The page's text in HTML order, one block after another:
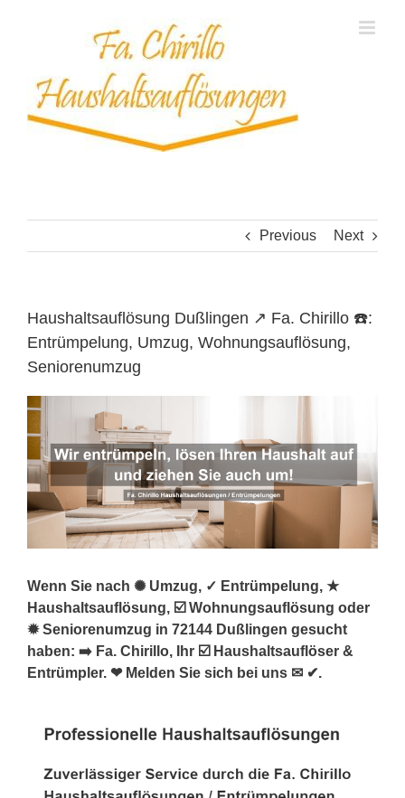
Previous Next
Haushaltsauflösung Dußlingen ↗️ Fa. Chirillo ☎️:
Entrümpelung, Umzug, Wohnungsauflösung,
Seniorenumzug
Wenn Sie nach ✺ Umzug, ✓ Entrümpelung, ★
Haushaltsauflösung, ☑️ Wohnungsauflösung oder
✹ Seniorenumzug in 72144 Dußlingen gesucht
haben: ➡️ Fa. Chirillo, Ihr ☑️ Haushaltsauflöser &
Entrümpler. ❤ Melden Sie sich bei uns ✉ ✔.